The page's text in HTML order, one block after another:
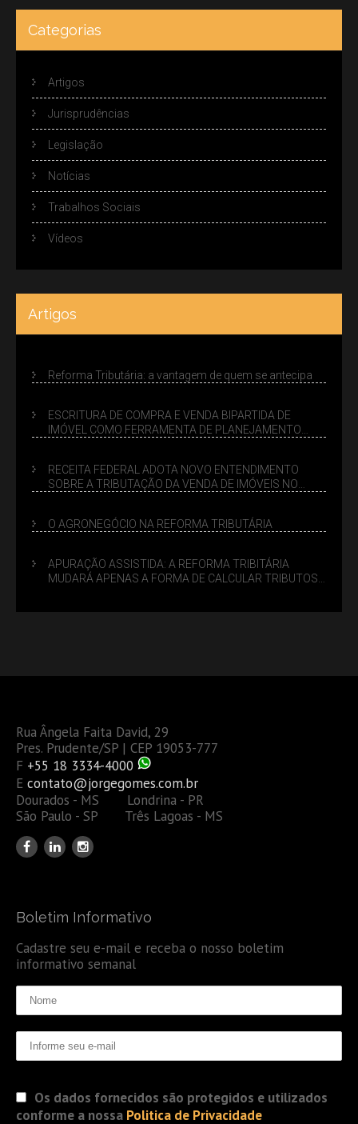
Categorias
Artigos
Jurisprudências
Legislação
Notícias
Trabalhos Sociais
Vídeos
Artigos
Reforma Tributária: a vantagem de quem se antecipa
ESCRITURA DE COMPRA E VENDA BIPARTIDA DE
IMÓVEL COMO FERRAMENTA DE PLANEJAMENTO
RECEITA FEDERAL ADOTA NOVO ENTENDIMENTO
SOBRE A TRIBUTAÇÃO DA VENDA DE IMÓVEIS NO
O AGRONEGÓCIO NA REFORMA TRIBUTÁRIA
APURAÇÃO ASSISTIDA: A REFORMA TRIBITÁRIA
MUDARÁ APENAS A FORMA DE CALCULAR TRIBUTOS
Rua Ângela Faita David, 29
Pres. Prudente/SP | CEP 19053-777
F +55 18 3334-4000
E contato@jorgegomes.com.br
Dourados - MS Londrina - PR
São Paulo - SP Três Lagoas - MS
Boletim Informativo
Cadastre seu e-mail e receba o nosso boletim
informativo semanal
Os dados fornecidos são protegidos e utilizados
conforme a nossa Politica de Privacidade